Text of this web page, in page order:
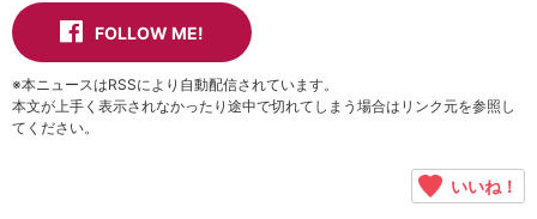
FOLLOW ME!
※本ニュースはRSSにより自動配信されています。
本文が上手く表示されなかったり途中で切れてしまう場合はリンク元を参照し
てください。
いいね！